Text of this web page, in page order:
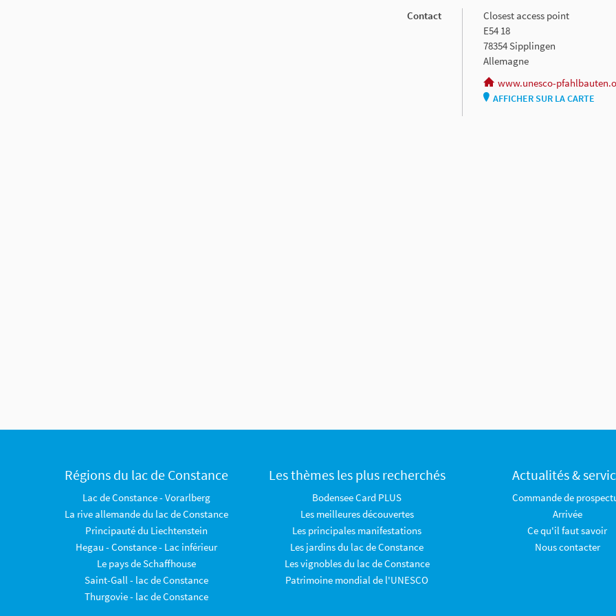
Contact
Closest access point
E54 18
78354 Sipplingen
Allemagne
www.unesco-
AFFICHER SUR LA CARTE
Régions du lac de Constance
Lac de Constance - Vorarlberg
La rive allemande du lac de Constance
Principauté du Liechtenstein
Hegau - Constance - Lac inférieur
Le pays de Schaffhouse
Saint-Gall - lac de Constance
Thurgovie - lac de Constance
Les thèmes les plus recherchés
Bodensee Card PLUS
Les meilleures découvertes
Les principales manifestations
Les jardins du lac de Constance
Les vignobles du lac de Constance
Patrimoine mondial de l'UNESCO
Actualités &
Commande de
Arrivée
Ce qu'il faut savoir
Nous contacter